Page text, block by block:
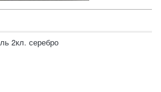
2кл. серебро